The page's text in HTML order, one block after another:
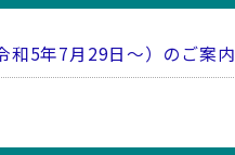
和5年7月29日～）のご案内